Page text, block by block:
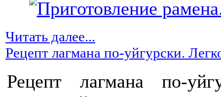
Читать далее...
Рецепт лагмана по-уйгурски.
Рецепт лагмана по-